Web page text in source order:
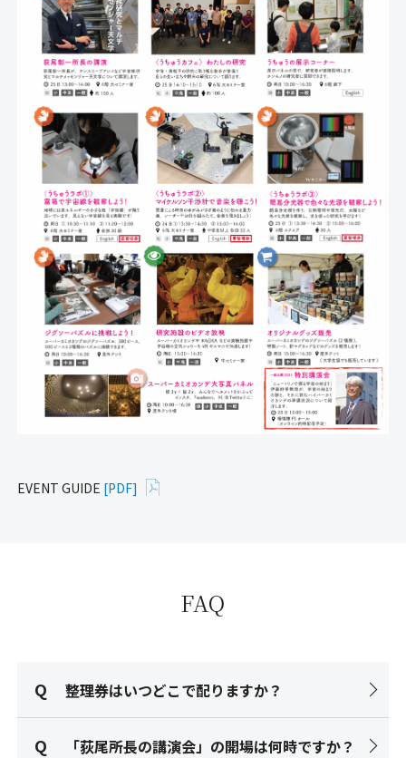
EVENT GUIDE [PDF]
FAQ
整理券はいつどこで配りますか？
「荻尾所長の講演会」の開場は何時ですか？